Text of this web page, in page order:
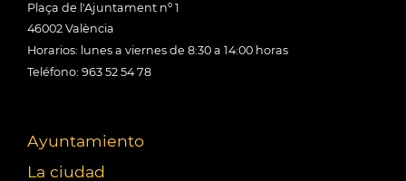
Plaça de l'Ajuntament nº 1
46002 València
Horarios: lunes a viernes de 8:30 a 14:00 horas
Teléfono: 963 52 54 78
Ayuntamiento
La ciudad